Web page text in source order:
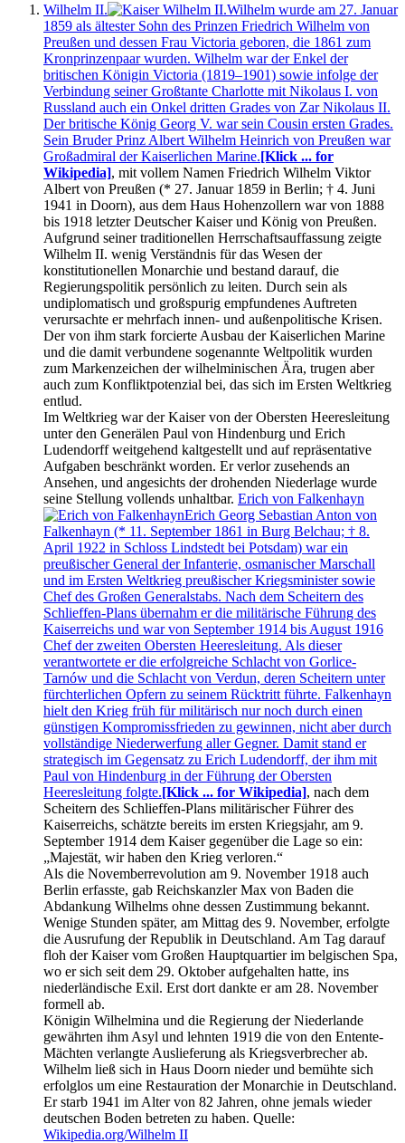
Wilhelm II.
Wilhelm wurde am 27. Januar
1859 als ältester Sohn des Prinzen Friedrich Wilhelm von
Preußen und dessen Frau Victoria geboren, die 1861 zum
Kronprinzenpaar wurden. Wilhelm war der Enkel der
britischen Königin Victoria (1819–1901) sowie infolge der
Verbindung seiner Großtante Charlotte mit Nikolaus I. von
Russland auch ein Onkel dritten Grades von Zar Nikolaus II.
Der britische König Georg V. war sein Cousin ersten Grades.
Sein Bruder Prinz Albert Wilhelm Heinrich von Preußen war
Großadmiral der Kaiserlichen Marine.[Klick ... for
Wikipedia], mit vollem Namen Friedrich Wilhelm Viktor
Albert von Preußen (* 27. Januar 1859 in Berlin; † 4. Juni
1941 in Doorn), aus dem Haus Hohenzollern war von 1888
bis 1918 letzter Deutscher Kaiser und König von Preußen.
Aufgrund seiner traditionellen Herrschaftsauffassung zeigte
Wilhelm II. wenig Verständnis für das Wesen der
konstitutionellen Monarchie und bestand darauf, die
Regierungspolitik persönlich zu leiten. Durch sein als
undiplomatisch und großspurig empfundenes Auftreten
verursachte er mehrfach innen- und außenpolitische Krisen.
Der von ihm stark forcierte Ausbau der Kaiserlichen Marine
und die damit verbundene sogenannte Weltpolitik wurden
zum Markenzeichen der wilhelminischen Ära, trugen aber
auch zum Konfliktpotenzial bei, das sich im Ersten Weltkrieg
entlud.
Im Weltkrieg war der Kaiser von der Obersten Heeresleitung
unter den Generälen Paul von Hindenburg und Erich
Ludendorff weitgehend kaltgestellt und auf repräsentative
Aufgaben beschränkt worden. Er verlor zusehends an
Ansehen, und angesichts der drohenden Niederlage wurde
seine Stellung vollends unhaltbar. Erich von Falkenhayn
Erich Georg Sebastian Anton von
Falkenhayn (* 11. September 1861 in Burg Belchau; † 8.
April 1922 in Schloss Lindstedt bei Potsdam) war ein
preußischer General der Infanterie, osmanischer Marschall
und im Ersten Weltkrieg preußischer Kriegsminister sowie
Chef des Großen Generalstabs. Nach dem Scheitern des
Schlieffen-Plans übernahm er die militärische Führung des
Kaiserreichs und war von September 1914 bis August 1916
Chef der zweiten Obersten Heeresleitung. Als dieser
verantwortete er die erfolgreiche Schlacht von Gorlice-
Tarnów und die Schlacht von Verdun, deren Scheitern unter
fürchterlichen Opfern zu seinem Rücktritt führte. Falkenhayn
hielt den Krieg früh für militärisch nur noch durch einen
günstigen Kompromissfrieden zu gewinnen, nicht aber durch
vollständige Niederwerfung aller Gegner. Damit stand er
strategisch im Gegensatz zu Erich Ludendorff, der ihm mit
Paul von Hindenburg in der Führung der Obersten
Heeresleitung folgte.[Klick ... for Wikipedia], nach dem
Scheitern des Schlieffen-Plans militärischer Führer des
Kaiserreichs, schätzte bereits im ersten Kriegsjahr, am 9.
September 1914 dem Kaiser gegenüber die Lage so ein:
Majestät, wir haben den Krieg verloren.
Als die Novemberrevolution am 9. November 1918 auch
Berlin erfasste, gab Reichskanzler Max von Baden die
Abdankung Wilhelms ohne dessen Zustimmung bekannt.
Wenige Stunden später, am Mittag des 9. November, erfolgte
die Ausrufung der Republik in Deutschland. Am Tag darauf
floh der Kaiser vom Großen Hauptquartier im belgischen Spa,
wo er sich seit dem 29. Oktober aufgehalten hatte, ins
niederländische Exil. Erst dort dankte er am 28. November
formell ab.
Königin Wilhelmina und die Regierung der Niederlande
gewährten ihm Asyl und lehnten 1919 die von den Entente-
Mächten verlangte Auslieferung als Kriegsverbrecher ab.
Wilhelm ließ sich in Haus Doorn nieder und bemühte sich
erfolglos um eine Restauration der Monarchie in Deutschland.
Er starb 1941 im Alter von 82 Jahren, ohne jemals wieder
deutschen Boden betreten zu haben. Quelle:
Wikipedia.org/Wilhelm II